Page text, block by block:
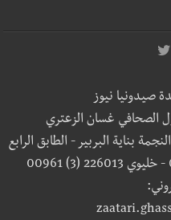
صيدونيا نيوز
الصحافي غسان الزعتري
بناية البربير - الطابق الرابع